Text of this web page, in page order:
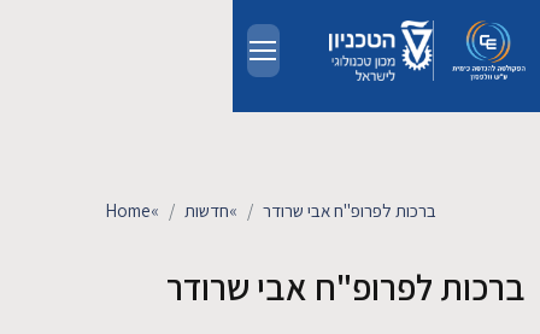
Home» חדשות» ברכות לפרופ"ח אבי שרודר
ברכות לפרופ"ח אבי שרודר